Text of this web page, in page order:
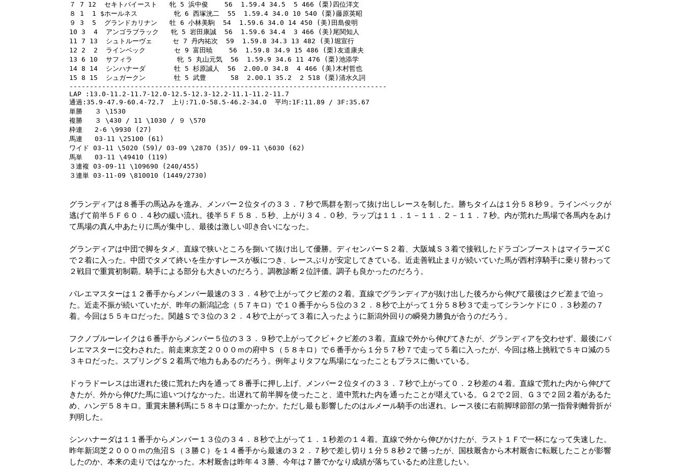
７ 7 12  セキトバイースト   牝 5 浜中俊    56  1.59.4 34.5  5 466 (栗)四位洋文
８ 1  1 $ホールネス         牝 6 西塚洸二  55  1.59.4 34.0 10 540 (栗)藤原英昭
９ 3  5  グランドカリナン   牡 6 小林美駒  54  1.59.6 34.0 14 450 (美)田島俊明
10 3  4  アンゴラブラック   牝 5 岩田康誠  56  1.59.6 34.4  3 466 (美)尾関知人
11 7 13  シュトルーヴェ     セ 7 丹内祐次  59  1.59.8 34.3 13 482 (美)堀宣行
12 2  2  ラインベック       セ 9 富田暁    56  1.59.8 34.9 15 486 (栗)友道康夫
13 6 10  サフィラ           牝 5 丸山元気  56  1.59.9 34.6 11 476 (栗)池添学
14 8 14  シンハナーダ       牡 5 杉原誠人  56  2.00.0 34.8  4 466 (美)木村哲也
15 8 15  シュガークン       牡 5 武豊      58  2.00.1 35.2  2 518 (栗)清水久詞
------------------------------------------------------------------------------
LAP :13.0-11.2-11.7-12.0-12.5-12.3-12.2-11.1-11.2-11.7
通過:35.9-47.9-60.4-72.7  上り:71.0-58.5-46.2-34.0  平均:1F:11.89 / 3F:35.67
単勝   ３ \1530
複勝   ３ \430 / 11 \1030 / ９ \570
枠連   2-6 \9930 (27)
馬連   03-11 \25100 (61)
ワイド 03-11 \5020 (59)/ 03-09 \2870 (35)/ 09-11 \6030 (62)
馬単   03-11 \49410 (119)
３連複 03-09-11 \109690 (240/455)
グランディアは８番手の馬込みを進み、メンバー２位タイの３３．７秒で馬群を割って抜け出しレースを制した。勝ちタイムは１分５８秒９。ラインベックが
逃げて前半５Ｆ６０．４秒の緩い流れ。後半５Ｆ５８．５秒、上がり３４．０秒、ラップは１１．１－１１．２－１１．７秒。内が荒れた馬場で各馬内をあけ
て馬場の真ん中あたりに馬が集中し、最後は激しい叩き合いになった。
グランディアは中団で脚をタメ、直線で狭いところを捌いて抜け出して優勝。ディセンバーＳ２着、大阪城Ｓ３着で接戦したドラゴンブーストはマイラーズＣ
で２着に入った。中団でタメて終いを生かすレースが板につき、レースぶりが安定してきている。近走善戦止まりが続いていた馬が西村淳騎手に乗り替わって
２戦目で重賞初制覇。騎手による部分も大きいのだろう。調教診断２位評価。調子も良かったのだろう。
バレエマスターは１２番手からメンバー最速の３３．４秒で上がってクビ差の２着。直線でグランディアが抜け出した後ろから伸びて最後はクビ差まで迫っ
た。近走不振が続いていたが、昨年の新潟記念（５７キロ）で１０番手から５位の３２．８秒で上がって１分５８秒３で走ってシランケドに０．３秒差の７
着。今回は５５キロだった。関越Ｓで３位の３２．４秒で上がって３着に入ったように新潟外回りの瞬発力勝負が合うのだろう。
フクノブルーレイクは６番手からメンバー５位の３３．９秒で上がってクビ＋クビ差の３着。直線で外から伸びてきたが、グランディアを交わせず、最後にバ
レエマスターに交わされた。前走東京芝２０００ｍの府中Ｓ（５８キロ）で６番手から１分５７秒７で走って５着に入ったが、今回は格上挑戦で５キロ減の５
３キロだった。スプリングＳ２着馬で地力もあるのだろう。例年よりタフな馬場になったこともプラスに働いている。
ドゥラドーレスは出遅れた後に荒れた内を通って８番手に押し上げ、メンバー２位タイの３３．７秒で上がって０．２秒差の４着。直線で荒れた内から伸びて
きたが、外から伸びた馬に追いつけなかった。出遅れて前半脚を使ったこと、道中荒れた内を通ったことが堪えている。Ｇ２で２回、Ｇ３で２回２着があるた
め、ハンデ５８キロ。重賞未勝利馬に５８キロは重かったか。ただし最も影響したのはルメール騎手の出遅れ。レース後に右前脚球節部の第一指骨剥離骨折が
判明した。
シンハナーダは１１番手からメンバー１３位の３４．８秒で上がって１．１秒差の１４着。直線で外から伸びかけたが、ラスト１Ｆで一杯になって失速した。
昨年新潟芝２０００ｍの魚沼Ｓ（３勝Ｃ）を１４番手から最速の３２．７秒で差し切り１分５８秒２で勝ったが、国枝厩舎から木村厩舎に転厩したことが影響
したのか、本来の走りではなかった。木村厩舎は昨年４３勝、今年は７勝でかなり成績が落ちているため注意したい。